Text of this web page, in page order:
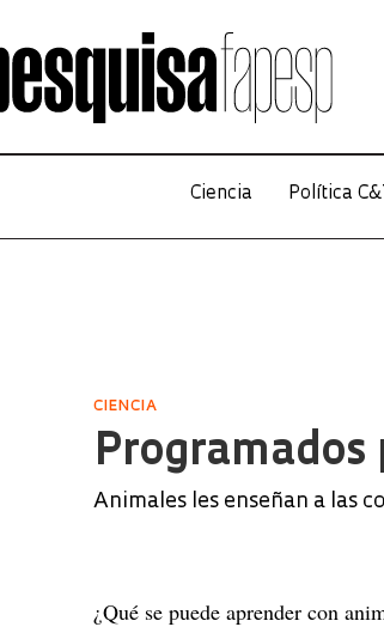
Ciencia Política
CIENCIA
Programados
Animales les enseñan a las
¿Qué se puede aprender con